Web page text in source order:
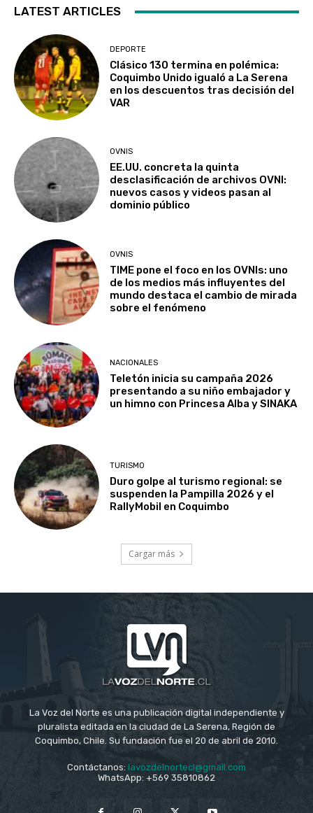
LATEST ARTICLES
DEPORTE
Clásico 130 termina en polémica:
Coquimbo Unido igualó a La Serena
en los descuentos tras decisión del
VAR
OVNIS
EE.UU. concreta la quinta
desclasificación de archivos OVNI:
nuevos casos y videos pasan al
dominio público
OVNIS
TIME pone el foco en los OVNIs: uno
de los medios más influyentes del
mundo destaca el cambio de mirada
sobre el fenómeno
NACIONALES
Teletón inicia su campaña 2026
presentando a su niño embajador y
un himno con Princesa Alba y SINAKA
TURISMO
Duro golpe al turismo regional: se
suspenden la Pampilla 2026 y el
RallyMobil en Coquimbo
Cargar más
La Voz del Norte es una publicación digital independiente y
pluralista editada en la ciudad de La Serena, Región de
Coquimbo, Chile. Su fundación fue el 20 de abril de 2010.
Contáctanos: lavozdelnortecl@gmail.com
WhatsApp: +569 35810862